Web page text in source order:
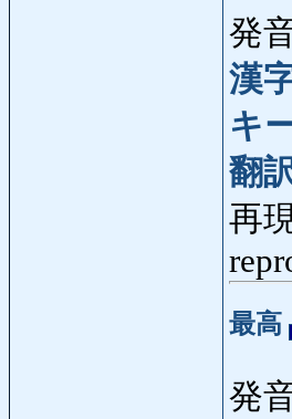
発
漢
キ
翻
再
最高
発